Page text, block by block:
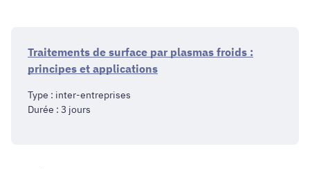
Traitements de surface par plasmas froids :
principes et applications
Type : inter-entreprises
Durée : 3 jours